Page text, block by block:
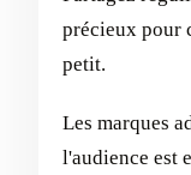
précieux pour
petit.
Les marques
l'audience est